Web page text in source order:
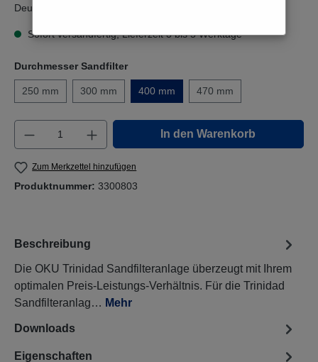
Deutschlands!
Sofort versandfertig, Lieferzeit 3 bis 5 Werktage
Durchmesser Sandfilter
250 mm 300 mm 400 mm 470 mm
Produkt Anzahl: Gib den gewünschten
In den Warenkorb
Zum Merkzettel hinzufügen
Produktnummer: 3300803
Beschreibung
Die OKU Trinidad Sandfilteranlage überzeugt mit Ihrem
optimalen Preis-Leistungs-Verhältnis. Für die Trinidad
Sandfilteranlag… Mehr
Downloads
Eigenschaften